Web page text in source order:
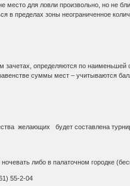
место для ловли произвольно, но не
в пределах зоны неограниченное
зачетах, определяются по
суммы мест – учитываются
желающих будет составлена
либо в палаточном городке
55-2-04